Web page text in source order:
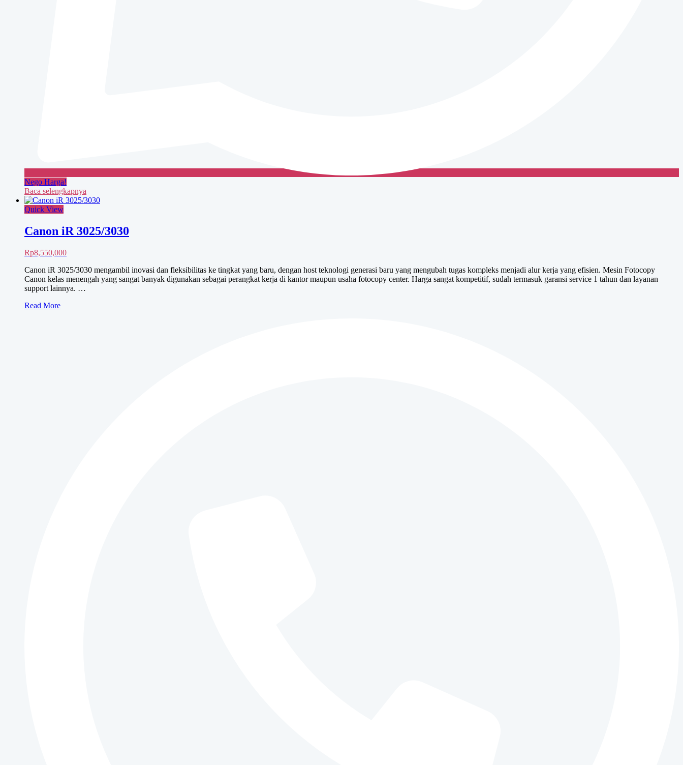
Nego Harga!
Baca selengkapnya
Quick View
Canon iR 3025/3030
Rp8,550,000
Canon iR 3025/3030 mengambil inovasi dan fleksibilitas ke tingkat yang baru, dengan host teknologi generasi baru yang mengubah tugas kompleks menjadi alur kerja yang efisien. Mesin Fotocopy
Canon kelas menengah yang sangat banyak digunakan sebagai perangkat kerja di kantor maupun usaha fotocopy center. Harga sangat kompetitif, sudah termasuk garansi service 1 tahun dan layanan
support lainnya. …
Canon
Read More